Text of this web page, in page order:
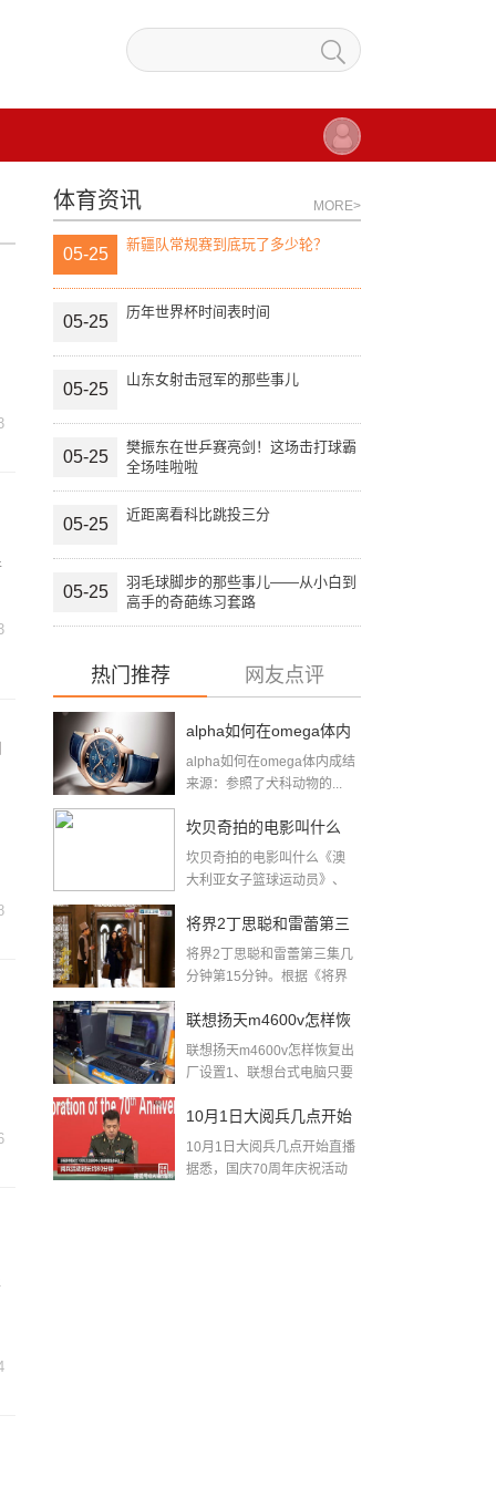
体育资讯 MORE>
05-25
新疆队常规赛到底玩了多少轮？
05-25
历年世界杯时间表时间
05-25
山东女射击冠军的那些事儿
05-25
樊振东在世乒赛亮剑！这场击打球霸
全场哇啦啦
05-25
近距离看科比跳投三分
05-25
羽毛球脚步的那些事儿——从小白到
高手的奇葩练习套路
热门推荐 网友点评
alpha如何在omega体内
成结(顶开OMEGA腔道
alpha如何在omega体内成结
来源：参照了犬科动物的...
坎贝奇拍的电影叫什么
(伊丽莎白坎贝奇)
坎贝奇拍的电影叫什么《澳
大利亚女子篮球运动员》、
将界2丁思聪和雷蕾第三
集几分钟(将界2第3集酒
将界2丁思聪和雷蕾第三集几
分钟第15分钟。根据《将界
联想扬天m4600v怎样恢
复出厂设置(联想
联想扬天m4600v怎样恢复出
厂设置1、联想台式电脑只要
10月1日大阅兵几点开始
直播(2019年阅兵直播)
10月1日大阅兵几点开始直播
据悉，国庆70周年庆祝活动